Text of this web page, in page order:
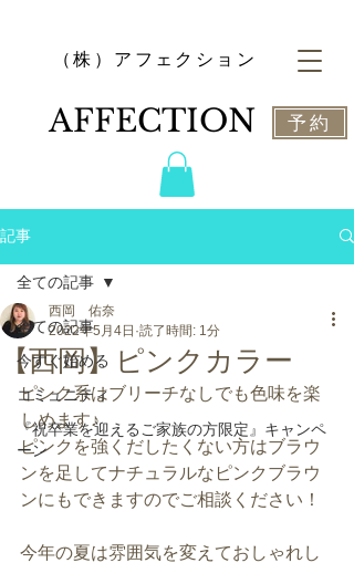
​（株）アフェクション
​AFFECTION 予約
記事
全ての記事
今すぐ始める
コミュニティ
『祝卒業を迎えるご家族の方限定』キャンペ
ーン
全ての記事
【西岡】ピンクカラー
西岡 佑奈
2022年5月4日 読了時間: 1分
ピンク系はブリーチなしでも色味を楽
しめます♪
ピンクを強くだしたくない方はブラウ
ンを足してナチュラルなピンクブラウ
ンにもできますのでご相談ください！
今年の夏は雰囲気を変えておしゃれし